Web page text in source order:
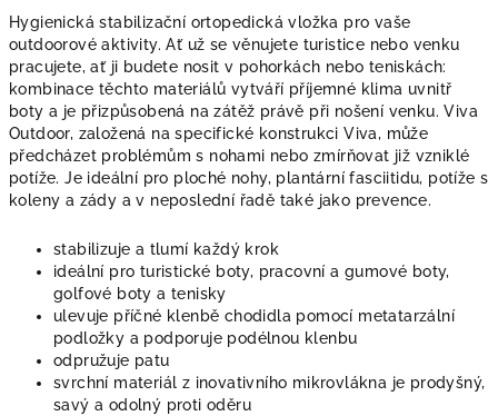
Hygienická stabilizační ortopedická vložka pro vaše
outdoorové aktivity. Ať už se věnujete turistice nebo venku
pracujete, ať ji budete nosit v pohorkách nebo teniskách:
kombinace těchto materiálů vytváří příjemné klima uvnitř
boty a je přizpůsobená na zátěž právě při nošení venku. Viva
Outdoor, založená na specifické konstrukci Viva, může
předcházet problémům s nohami nebo zmírňovat již vzniklé
potíže. Je ideální pro ploché nohy, plantární fasciitidu, potíže s
koleny a zády a v neposlední řadě také jako prevence.
stabilizuje a tlumí každý krok
ideální pro turistické boty, pracovní a gumové boty,
golfové boty a tenisky
ulevuje příčné klenbě chodidla pomocí metatarzální
podložky a podporuje podélnou klenbu
odpružuje patu
svrchní materiál z inovativního mikrovlákna je prodyšný,
savý a odolný proti oděru